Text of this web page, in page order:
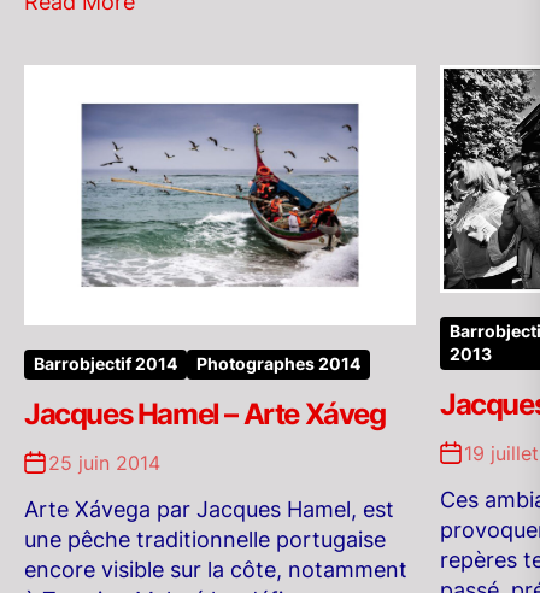
Barrobjectif 2014 Photographes 2014
Jacques Hamel – Arte Xáveg
25 juin 2014
Arte Xávega par Jacques Hamel, est
une pêche traditionnelle portugaise
encore visible sur la côte, notamment
2013
19
Ces
repères